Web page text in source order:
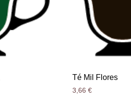
Té Mil Flores
3,66€